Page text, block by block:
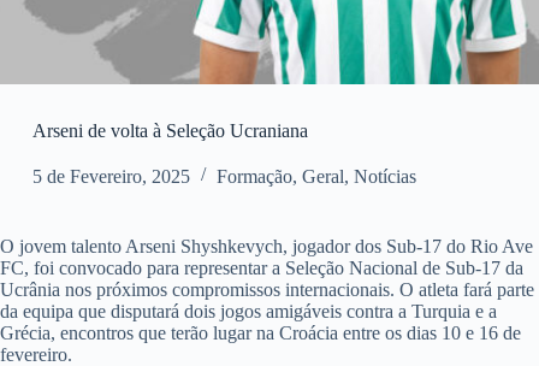
Arseni de volta à Seleção Ucraniana
5 de Fevereiro, 2025 Formação, Geral, Notícias
O jovem talento Arseni Shyshkevych, jogador dos Sub-17 do Rio Ave
FC, foi convocado para representar a Seleção Nacional de Sub-17 da
Ucrânia nos próximos compromissos internacionais. O atleta fará parte
da equipa que disputará dois jogos amigáveis contra a Turquia e a
Grécia, encontros que terão lugar na Croácia entre os dias 10 e 16 de
fevereiro.